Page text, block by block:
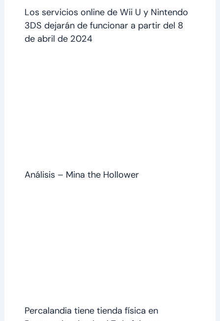
Los servicios online de Wii U y Nintendo
3DS dejarán de funcionar a partir del 8
de abril de 2024
Análisis – Mina the Hollower
Percalandia tiene tienda física en